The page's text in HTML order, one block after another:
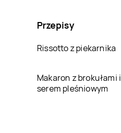
Przepisy
Rissotto z piekarnika
Makaron z brokułami i
serem pleśniowym